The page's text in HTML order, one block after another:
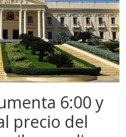
6:00 y
precio del